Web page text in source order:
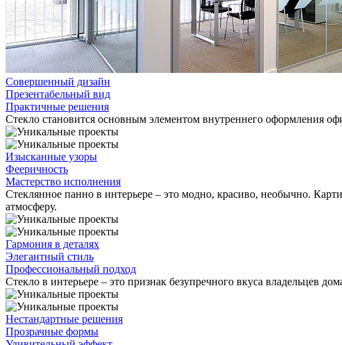
Совершенный дизайн
Презентабельный вид
Практичные решения
Стекло становится основным элементом внутреннего оформления
Изысканные узоры
Фееричность
Мастерство исполнения
Стеклянное панно в интерьере – это модно, красиво, необычно.
атмосферу.
Гармония в деталях
Элегантный стиль
Профессиональный подход
Стекло в интерьере – это признак безупречного вкуса владельцев
Нестандартные решения
Прозрачные формы